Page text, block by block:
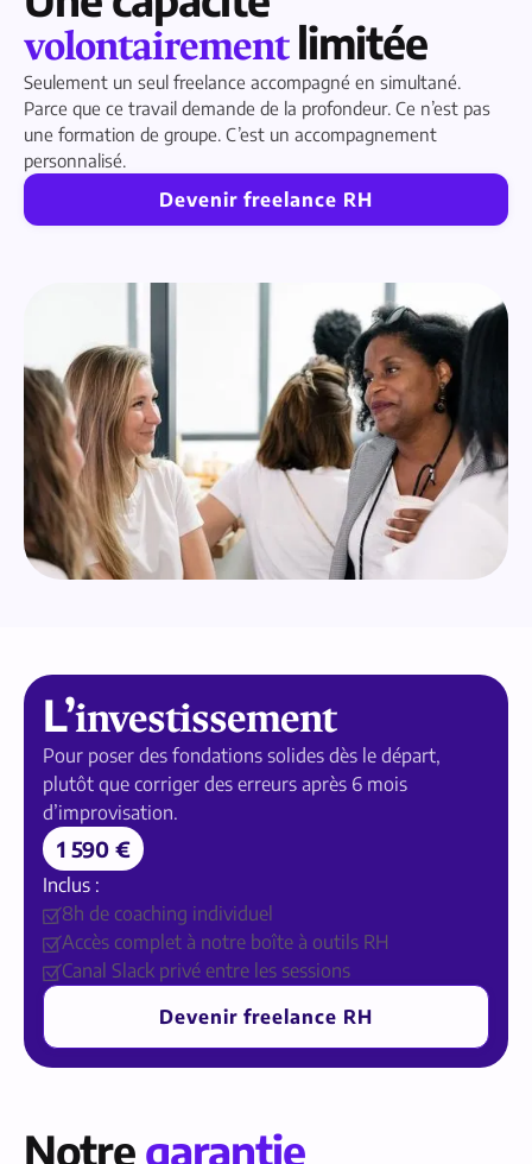
volontairementlimitée
Seulement un seul freelance accompagné en simultané.
Parce que ce travail demande de la profondeur. Ce n’est pas
une formation de groupe. C’est un accompagnement
personnalisé.
Devenir freelance RH
L’investissement
Pour poser des fondations solides dès le départ,
plutôt que corriger des erreurs après 6 mois
d’improvisation.
1 590 €
Inclus :
8h de coaching individuel
Accès complet à notre boîte à outils RH
Canal Slack privé entre les sessions
Devenir freelance RH
Notre garantie